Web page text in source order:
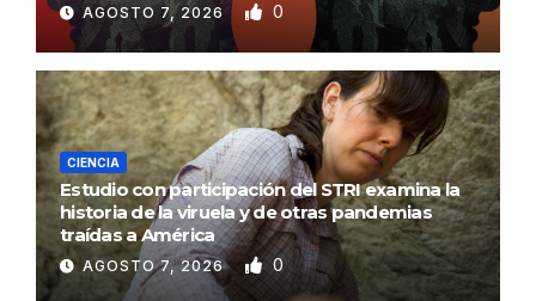
AGOSTO 7, 2026 0
CIENCIA
Estudio con participación del STRI examina la
historia de la viruela y de otras pandemias
traídas a América
AGOSTO 7, 2026 0